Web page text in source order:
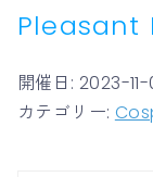
Pleasant
開催日: 2023-
カテゴリー: